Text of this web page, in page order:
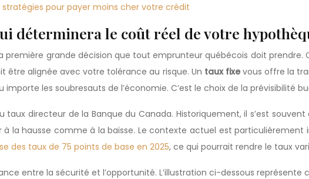
pour payer moins cher votre crédit
déterminera le coût réel de votre
grande décision que tout emprunteur québécois doit prendre.
être alignée avec votre tolérance au risque. Un taux fixevous offre la
les soubresauts de l’économie. C’est le choix de la prévisibilité
directeur de la Banque du Canada. Historiquement, il s’est
la hausse comme à la baisse. Le contexte actuel est particulièrement
des taux de 75 points de base en 2025, ce qui pourrait rendre le taux
entre la sécurité et l’opportunité. L’illustration ci-dessous